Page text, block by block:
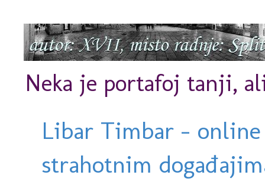
Neka je portafoj tanji,
Libar Timbar -
strahotnim